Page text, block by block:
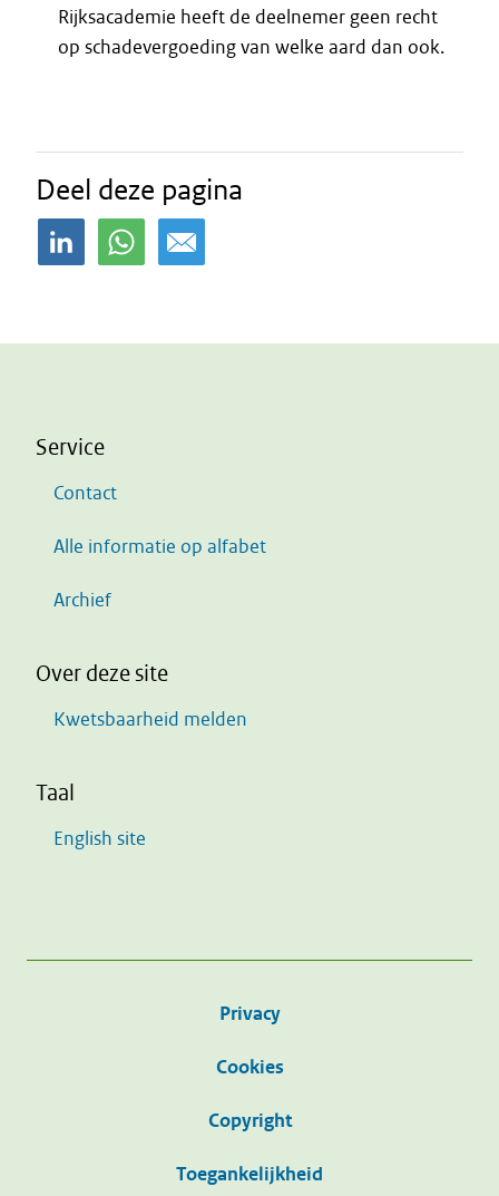
Rijksacademie heeft de deelnemer geen recht
op schadevergoeding van welke aard dan ook.
Deel deze pagina
Service
Contact
Alle informatie op alfabet
Archief
Over deze site
Kwetsbaarheid melden
Taal
English site
Privacy
Cookies
Copyright
Toegankelijkheid